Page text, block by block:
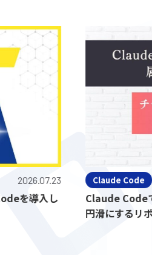
入し
Claude Code
Claude Codeで
円滑にするリポジ